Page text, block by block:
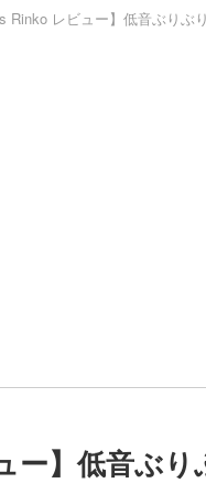
Rinko レビュー】低音ぶり
ー】低音ぶ